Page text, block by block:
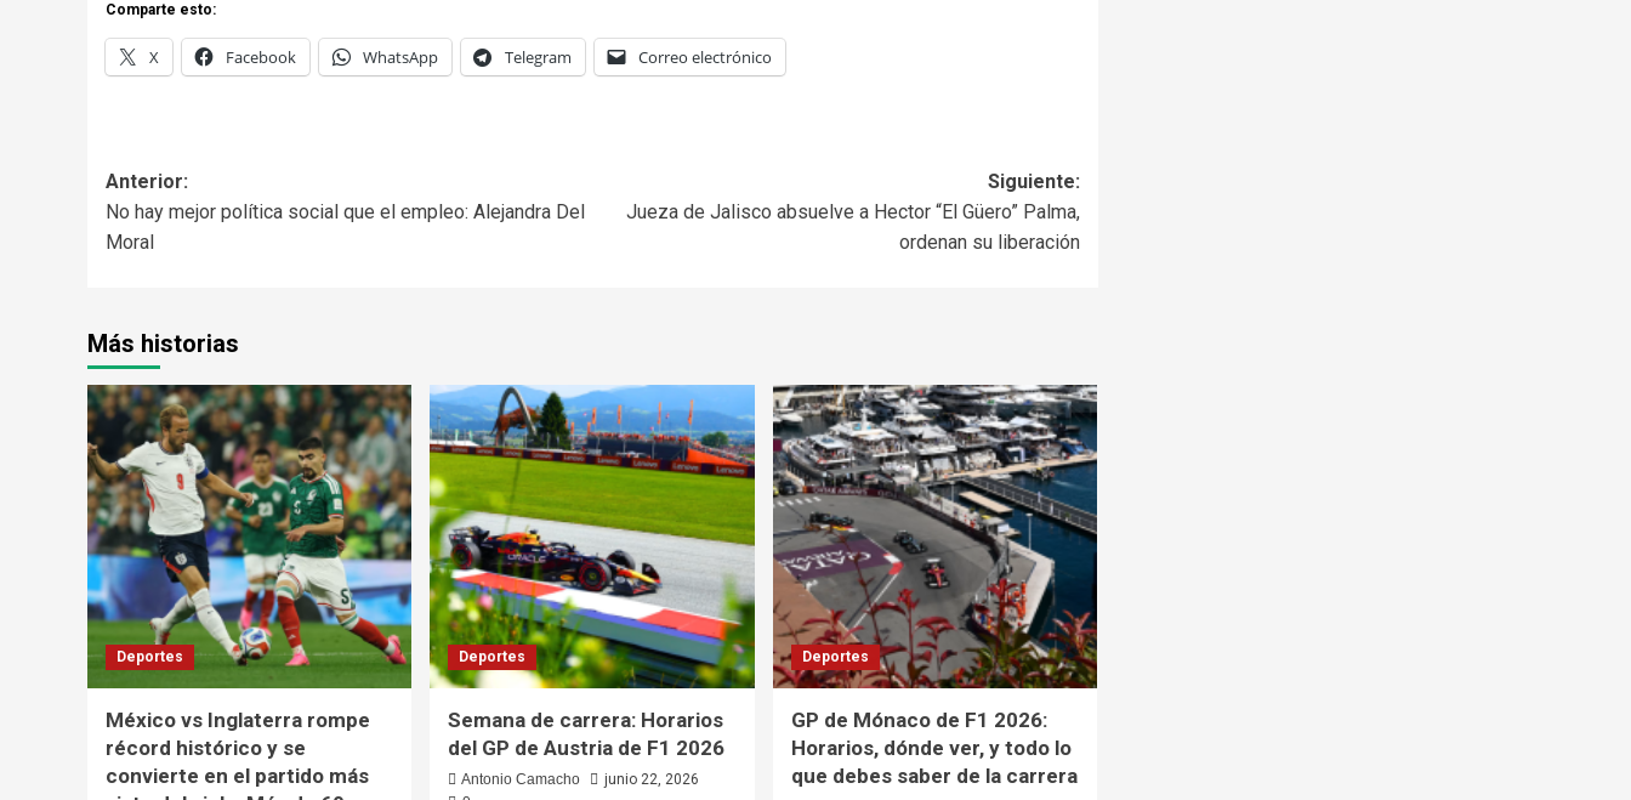
Comparte esto:
X Facebook WhatsApp Telegram Correo electrónico
Anterior:
No hay mejor política social que el empleo: Alejandra Del
Moral
Siguiente:
Jueza de Jalisco absuelve a Hector “El Güero” Palma,
ordenan su liberación
Más historias
Deportes
México vs Inglaterra rompe
récord histórico y se
convierte en el partido más
Deportes
Semana de carrera: Horarios
del GP de Austria de F1 2026
Antonio Camacho
junio 22, 2026
Deportes
GP de Mónaco de F1 2026:
Horarios, dónde ver, y todo lo
que debes saber de la carrera